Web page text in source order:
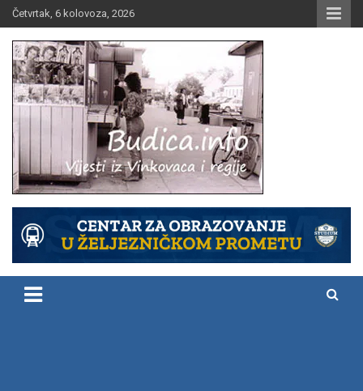
Skip
to
content
Četvrtak, 6 kolovoza, 2026
Budica.info